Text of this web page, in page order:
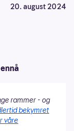
20. august 2024
rammer - og
bekymret
våre